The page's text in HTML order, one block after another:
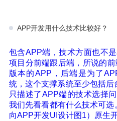
APP开发用什么技术比较好？
包含APP端，技术方面也不
项目分前端跟后端，所说的
版本的APP，后端是为了
统，这个支撑系统至少包括
只描述了APP端的技术选择
我们先看看都有什么技术可
向APP开发UI设计图1）原生